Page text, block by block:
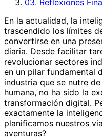
En la actualidad, la
trascendido los límites
convertirse en una
diaria. Desde facilitar
revolucionar sectores
en un pilar fundamental
industria que se nutre
humana, no ha sido la
transformación digital.
exactamente la
planificamos nuestros
aventuras?